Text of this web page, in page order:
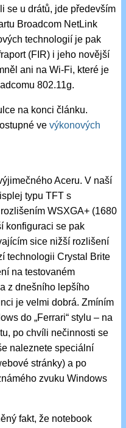
se u drátů, jde především
Broadcom NetLink
technologií je pak
(FIR) i jeho novější
ani na Wi-Fi, které je
802.11g.
na konci článku.
vevýkonových
Aceru. V naší
typu TFT s
WSXGA+ (1680
konfiguraci se pak
sice nižší rozlišení
technologii Crystal Brite
na testovaném
z dnešního lepšího
je velmi dobrá. Zmíním
do „Ferrari“ stylu – na
po chvíli nečinnosti se
naleznete speciální
stránky) a po
zvuku Windows
fakt, že notebook